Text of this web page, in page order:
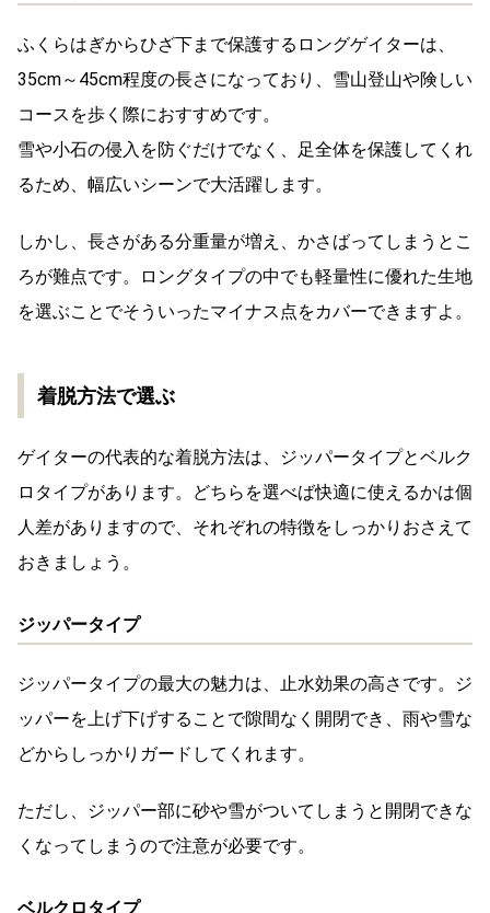
ふくらはぎからひざ下まで保護するロングゲイターは、
35cm～45cm程度の長さになっており、雪山登山や険しい
コースを歩く際におすすめです。
雪や小石の侵入を防ぐだけでなく、足全体を保護してくれ
るため、幅広いシーンで大活躍します。
しかし、長さがある分重量が増え、かさばってしまうとこ
ろが難点です。ロングタイプの中でも軽量性に優れた生地
を選ぶことでそういったマイナス点をカバーできますよ。
着脱方法で選ぶ
ゲイターの代表的な着脱方法は、ジッパータイプとベルク
ロタイプがあります。どちらを選べば快適に使えるかは個
人差がありますので、それぞれの特徴をしっかりおさえて
おきましょう。
ジッパータイプ
ジッパータイプの最大の魅力は、止水効果の高さです。ジ
ッパーを上げ下げすることで隙間なく開閉でき、雨や雪な
どからしっかりガードしてくれます。
ただし、ジッパー部に砂や雪がついてしまうと開閉できな
くなってしまうので注意が必要です。
ベルクロタイプ